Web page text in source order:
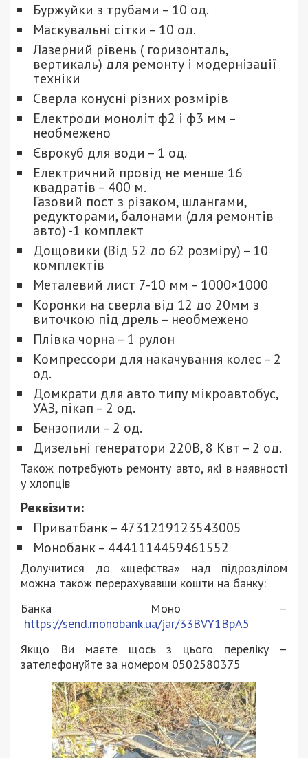
Буржуйки з трубами – 10 од.
Маскувальні сітки – 10 од.
Лазерний рівень ( горизонталь,
вертикаль) для ремонту і модернізації
техніки
Сверла конусні різних розмірів
Електроди моноліт ф2 і ф3 мм –
необмежено
Єврокуб для води – 1 од.
Електричний провід не менше 16
квадратів – 400 м.
Газовий пост з різаком, шлангами,
редукторами, балонами (для ремонтів
авто) -1 комплект
Дощовики (Від 52 до 62 розміру) – 10
комплектів
Металевий лист 7-10 мм – 1000×1000
Коронки на сверла від 12 до 20мм з
виточкою під дрель – необмежено
Плівка чорна – 1 рулон
Компрессори для накачування колес – 2
од.
Домкрати для авто типу мікроавтобус,
УАЗ, пікап – 2 од.
Бензопили – 2 од.
Дизельні генератори 220В, 8 Квт – 2 од.
Також потребують ремонту авто, які в наявності
у хлопців
Реквізити:
Приватбанк – 4731219123543005
Монобанк – 4441114459461552
Долучитися до «щефства» над підрозділом
можна також перерахувавши кошти на банку:
Банка Моно –
https://send.monobank.ua/jar/33BVY1BpA5
Якщо Ви маєте щось з цього переліку –
зателефонуйте за номером 0502580375